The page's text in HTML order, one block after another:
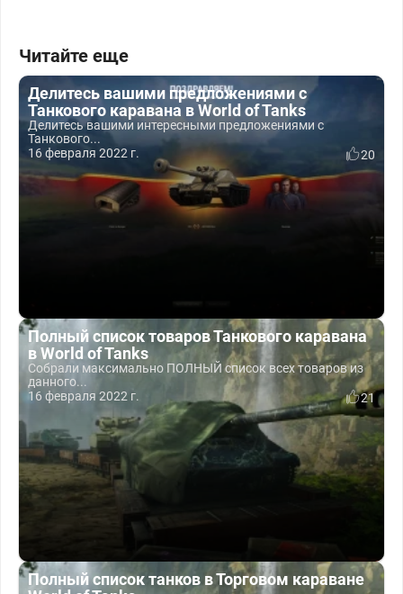
Читайте еще
Делитесь вашими предложениями с
Танкового каравана в World of Tanks
Делитесь вашими интересными предложениями с
Танкового...
16 февраля 2022 г.
20
Полный список товаров Танкового каравана
в World of Tanks
Собрали максимально ПОЛНЫЙ список всех товаров из
данного...
16 февраля 2022 г.
21
Полный список танков в Торговом караване